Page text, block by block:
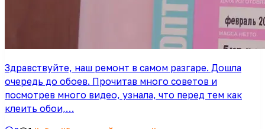
Здравствуйте, наш ремонт в самом разгаре. Дошла
очередь до обоев. Прочитав много советов и
посмотрев много видео, узнала, что перед тем как
клеить обои,…